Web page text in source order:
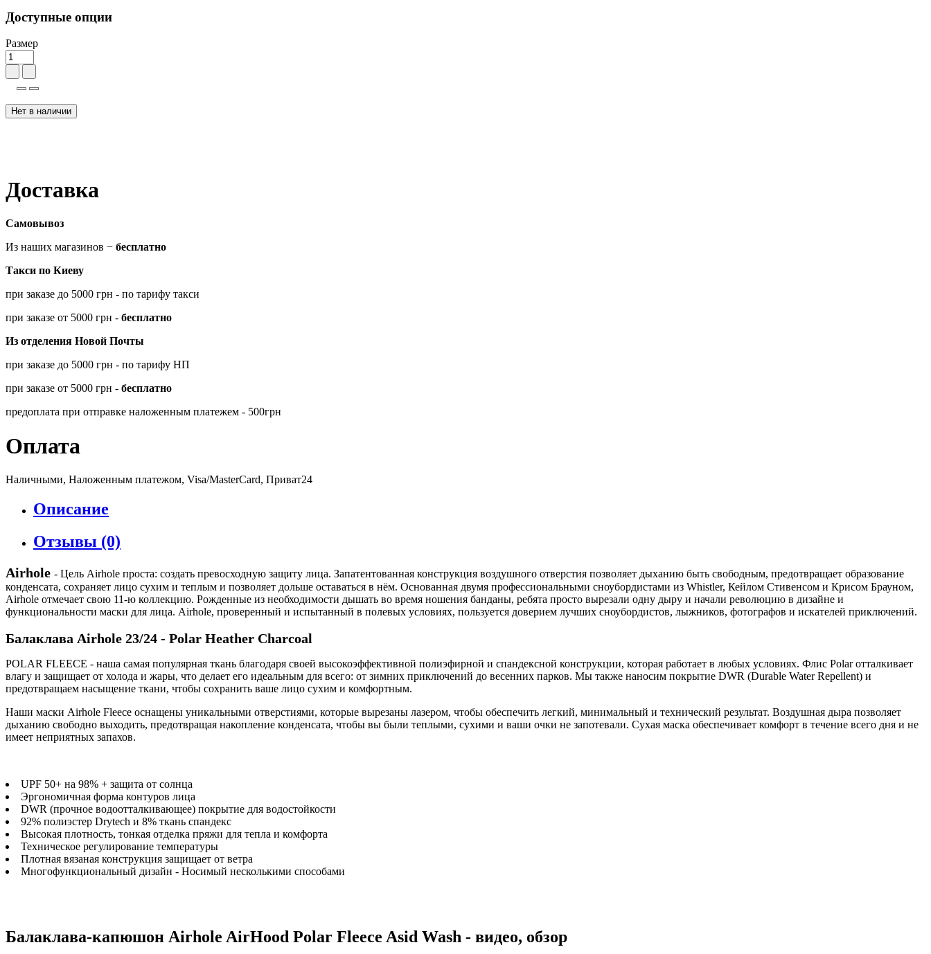
Доступные опции
Размер
Нет в наличии
Доставка
Самовывоз
Из наших магазинов − бесплатно
Такси по Киеву
при заказе до 5000 грн - по тарифу такси
при заказе от 5000 грн - бесплатно
Из отделения Новой Почты
при заказе до 5000 грн - по тарифу НП
при заказе от 5000 грн - бесплатно
предоплата при отправке наложенным платежем - 500грн
Оплата
Наличными, Наложенным платежом, Visa/MasterCard, Приват24
Описание
Отзывы (0)
Airhole - Цель Airhole проста: создать превосходную защиту лица. Запатентованная конструкция воздушного отверстия позволяет дыханию быть свободным, предотвращает образование
конденсата, сохраняет лицо сухим и теплым и позволяет дольше оставаться в нём. Основанная двумя профессиональными сноубордистами из Whistler, Кейлом Стивенсом и Крисом Брауном,
Airhole отмечает свою 11-ю коллекцию. Рожденные из необходимости дышать во время ношения банданы, ребята просто вырезали одну дыру и начали революцию в дизайне и
функциональности маски для лица. Airhole, проверенный и испытанный в полевых условиях, пользуется доверием лучших сноубордистов, лыжников, фотографов и искателей приключений.
Балаклава Airhole 23/24 - Polar Heather Charcoal
POLAR FLEECE - наша самая популярная ткань благодаря своей высокоэффективной полиэфирной и спандексной конструкции, которая работает в любых условиях. Флис Polar отталкивает
влагу и защищает от холода и жары, что делает его идеальным для всего: от зимних приключений до весенних парков. Мы также наносим покрытие DWR (Durable Water Repellent) и
предотвращаем насыщение ткани, чтобы сохранить ваше лицо сухим и комфортным.
Наши маски Airhole Fleece оснащены уникальными отверстиями, которые вырезаны лазером, чтобы обеспечить легкий, минимальный и технический результат. Воздушная дыра позволяет
дыханию свободно выходить, предотвращая накопление конденсата, чтобы вы были теплыми, сухими и ваши очки не запотевали. Сухая маска обеспечивает комфорт в течение всего дня и не
имеет неприятных запахов.
UPF 50+ на 98% + защита от солнца
Эргономичная форма контуров лица
DWR (прочное водоотталкивающее) покрытие для водостойкости
92% полиэстер Drytech и 8% ткань спандекс
Высокая плотность, тонкая отделка пряжи для тепла и комфорта
Техническое регулирование температуры
Плотная вязаная конструкция защищает от ветра
Многофункциональный дизайн - Носимый несколькими способами
Балаклава-капюшон Airhole AirHood Polar Fleece Asid Wash - видео, обзор